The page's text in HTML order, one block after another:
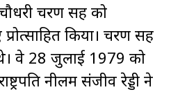
चरण सिंह को
किया। चरण सिंह
वे 28 जुलाई 1979 को
नीलम संजीव रेड्डी ने